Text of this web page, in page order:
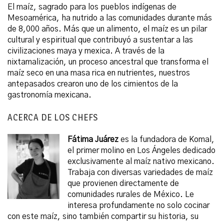
El maíz, sagrado para los pueblos indígenas de
Mesoamérica, ha nutrido a las comunidades durante más
de 8,000 años. Más que un alimento, el maíz es un pilar
cultural y espiritual que contribuyó a sustentar a las
civilizaciones maya y mexica. A través de la
nixtamalización, un proceso ancestral que transforma el
maíz seco en una masa rica en nutrientes, nuestros
antepasados crearon uno de los cimientos de la
gastronomía mexicana.
ACERCA DE LOS CHEFS
Fátima Juárez es la fundadora de Komal,
el primer molino en Los Ángeles dedicado
exclusivamente al maíz nativo mexicano.
Trabaja con diversas variedades de maíz
que provienen directamente de
comunidades rurales de México. Le
interesa profundamente no solo cocinar
con este maíz, sino también compartir su historia, su